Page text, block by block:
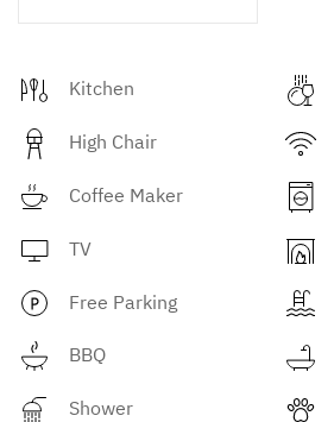
Kitchen
High Chair
Coffee Maker
TV
Free Parking
BBQ
Shower